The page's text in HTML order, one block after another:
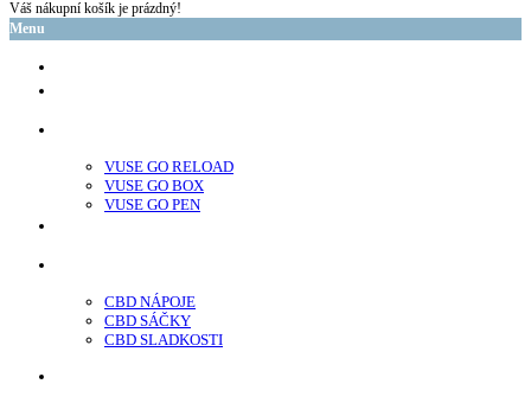
Váš nákupní košík je prázdný!
Menu
VUSE GO RELOAD
VUSE GO BOX
VUSE GO PEN
CBD NÁPOJE
CBD SÁČKY
CBD SLADKOSTI